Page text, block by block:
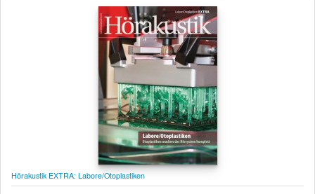
Hörakustik EXTRA: Labore/Otoplastiken